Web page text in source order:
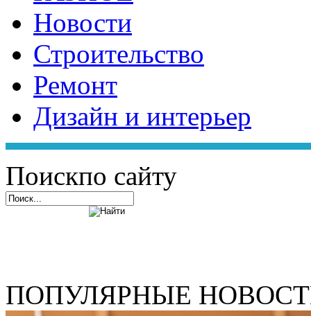
Новости
Строительство
Ремонт
Дизайн и интерьер
Поискпо сайту
ПОПУЛЯРНЫЕ